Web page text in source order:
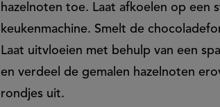
hazelnoten toe. Laat afkoelen op een
keukenmachine. Smelt de
Laat uitvloeien met behulp van een
en verdeel de gemalen hazelnoten
rondjes uit.